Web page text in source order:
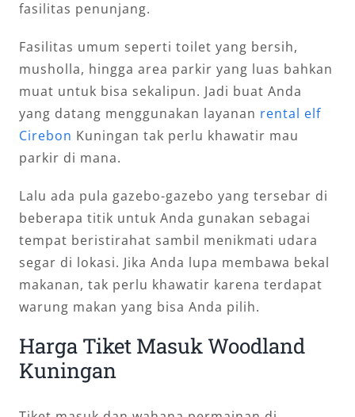
fasilitas penunjang.
Fasilitas umum seperti toilet yang bersih,
musholla, hingga area parkir yang luas bahkan
muat untuk bisa sekalipun. Jadi buat Anda
yang datang menggunakan layanan rental elf
Cirebon Kuningan tak perlu khawatir mau
parkir di mana.
Lalu ada pula gazebo-gazebo yang tersebar di
beberapa titik untuk Anda gunakan sebagai
tempat beristirahat sambil menikmati udara
segar di lokasi. Jika Anda lupa membawa bekal
makanan, tak perlu khawatir karena terdapat
warung makan yang bisa Anda pilih.
Harga Tiket Masuk Woodland
Kuningan